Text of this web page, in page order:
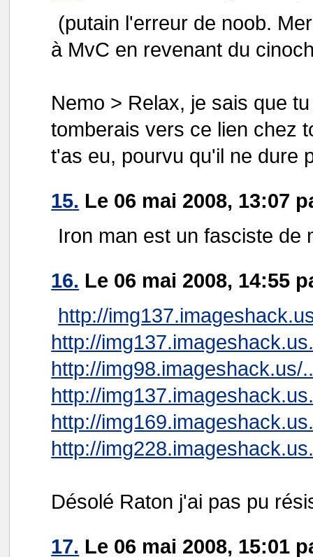
(putain l'erreur de noob.
à MvC en revenant du
Nemo > Relax, je sais que
tomberais vers ce lien chez
t'as eu, pourvu qu'il ne dure
15. Le 06 mai 2008, 13:07
Iron man est un fasciste de
16. Le 06 mai 2008, 14:55
http://
http://
http://img98.imageshack.us/
http://
http://
http://
Désolé Raton j'ai pas pu
17. Le 06 mai 2008, 15:01